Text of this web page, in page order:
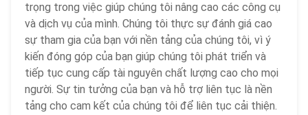
trọng trong việc giúp chúng tôi nâng cao các công cụ
và dịch vụ của mình. Chúng tôi thực sự đánh giá cao
sự tham gia của bạn với nền tảng của chúng tôi, vì ý
kiến ​​đóng góp của bạn giúp chúng tôi phát triển và
tiếp tục cung cấp tài nguyên chất lượng cao cho mọi
người. Sự tin tưởng của bạn và hỗ trợ liên tục là nền
tảng cho cam kết của chúng tôi để liên tục cải thiện.